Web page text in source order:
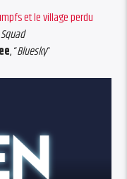
et le village perdu
, “Bluesky“